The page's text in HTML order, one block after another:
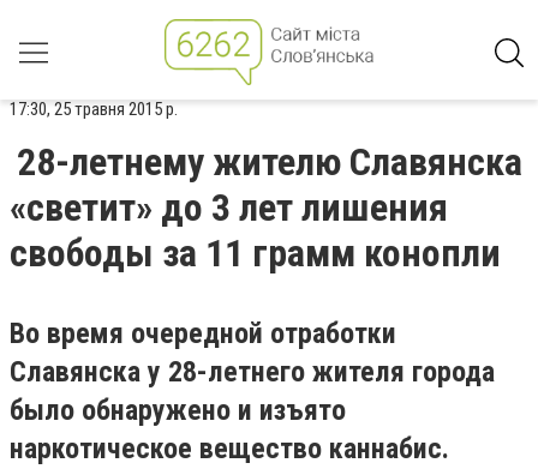
17:30, 25 травня 2015 р.
28-летнему жителю Славянска
«светит» до 3 лет лишения
свободы за 11 грамм конопли
Во время очередной отработки
Славянска у 28-летнего жителя города
было обнаружено и изъято
наркотическое вещество каннабис.